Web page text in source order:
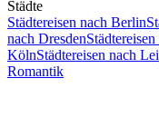
Städte
Städtereisen nach Berlin
nach Dresden
KölnStädtereisen nach
Romantik